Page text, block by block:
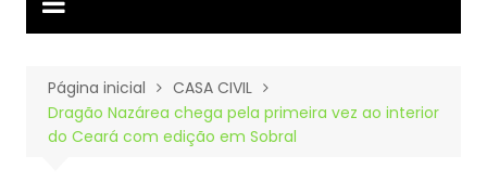
Página inicial
CASA CIVIL
Dragão Nazárea chega pela primeira vez ao interior
do Ceará com edição em Sobral